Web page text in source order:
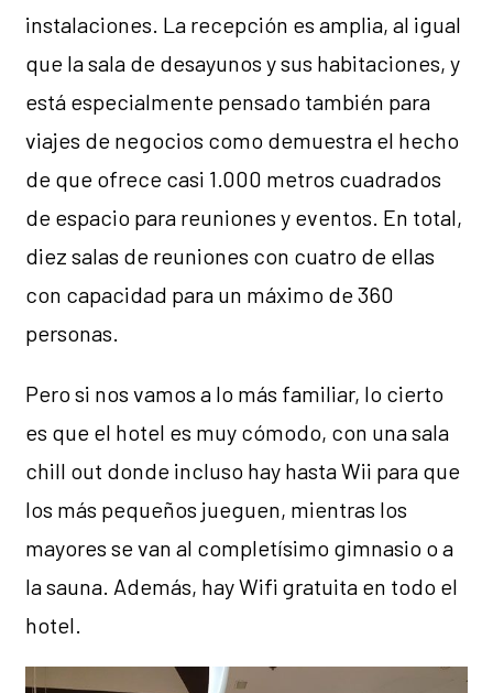
instalaciones. La recepción es amplia, al igual
que la sala de desayunos y sus habitaciones, y
está especialmente pensado también para
viajes de negocios como demuestra el hecho
de que ofrece casi 1.000 metros cuadrados
de espacio para reuniones y eventos. En total,
diez salas de reuniones con cuatro de ellas
con capacidad para un máximo de 360
personas.
Pero si nos vamos a lo más familiar, lo cierto
es que el hotel es muy cómodo, con una sala
chill out donde incluso hay hasta Wii para que
los más pequeños jueguen, mientras los
mayores se van al completísimo gimnasio o a
la sauna. Además, hay Wifi gratuita en todo el
hotel.